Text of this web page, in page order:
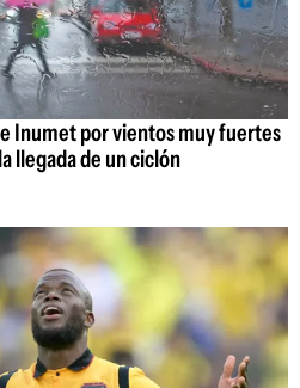
Inumet por vientos muy fuertes
llegada de un ciclón